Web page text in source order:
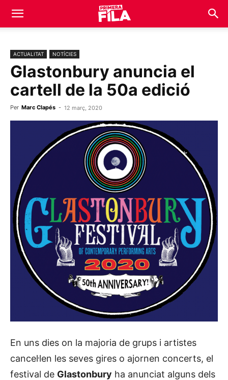
ACTUALITAT NOTÍCIES
Glastonbury anuncia el
cartell de la 50a edició
Per Marc Clapés - 12 març, 2020
En uns dies on la majoria de grups i artistes
cancel·len les seves gires o ajornen concerts, el
festival de Glastonbury ha anunciat alguns dels